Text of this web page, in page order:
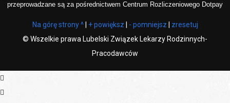
przeprowadzane są za pośrednictwem Centrum Rozliczeniowego Dotpay
Na górę strony ^| + powiększ - pomniejsz
zresetuj
© Wszelkie prawa Lubelski Związek Lekarzy Rodzinnych-
Pracodawców